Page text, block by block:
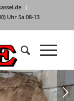
Uhr Sa 08-13